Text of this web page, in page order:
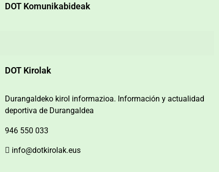
DOT Komunikabideak
DOT Kirolak
Durangaldeko kirol informazioa. Información y actualidad
deportiva de Durangaldea
946 550 033
info@dotkirolak.eus